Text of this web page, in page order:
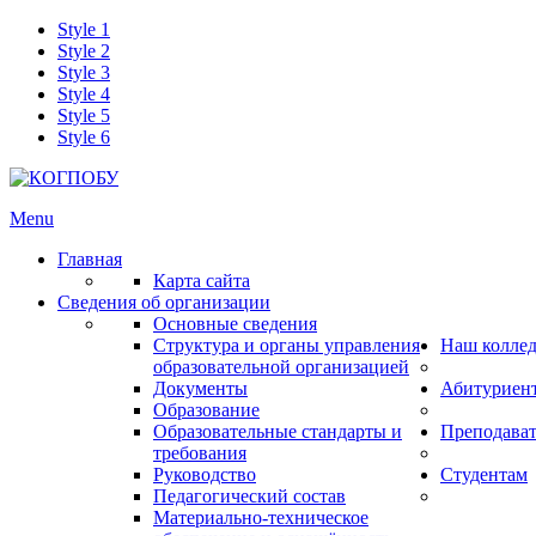
Style 1
Style 2
Style 3
Style 4
Style 5
Style 6
Menu
Главная
Карта сайта
Сведения об организации
Основные сведения
Структура и органы управления
образовательной организацией
Документы
Образование
Образовательные стандарты и
требования
Руководство
Педагогический состав
Материально-техническое
Наш
Студентам